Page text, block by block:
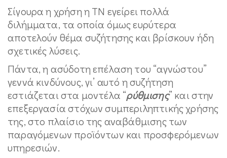
Σίγουρα η χρήση η ΤΝ εγείρει πολλά
διλήμματα, τα οποία όμως ευρύτερα
αποτελούν θέμα συζήτησης και βρίσκουν ήδη
σχετικές λύσεις.
Πάντα, η ασύδοτη επέλαση του “αγνώστου”
γεννά κινδύνους, γι’ αυτό η συζήτηση
εστιάζεται στα μοντέλα “ρύθμισης” και στην
επεξεργασία στόχων συμπεριληπτικής χρήσης
της, στο πλαίσιο της αναβάθμισης των
παραγόμενων προϊόντων και προσφερόμενων
υπηρεσιών.